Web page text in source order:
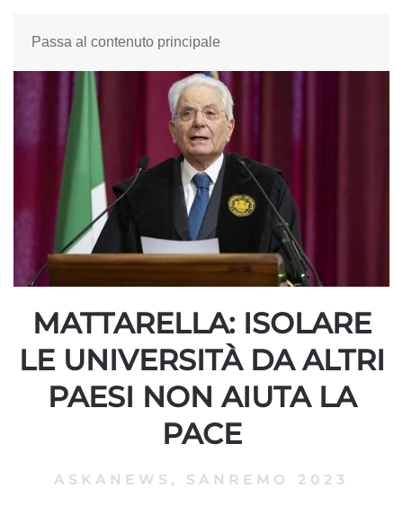
Passa al contenuto principale
MATTARELLA: ISOLARE
LE UNIVERSITÀ DA ALTRI
PAESI NON AIUTA LA
PACE
ASKANEWS , SANREMO 2023